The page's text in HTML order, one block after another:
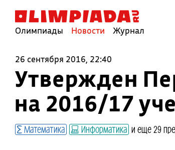
Олимпиады Новости Журнал
26 сентября 2016, 22:40
Утвержден
на 2016/17
Математика Информатика и еще 29